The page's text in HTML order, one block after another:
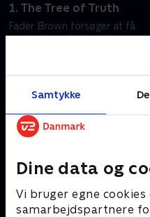
Samtykke
Dine data og
Vi bruger egne
samarbejdspartnere
1. The Tree of Truth
Fader Brown forsøger at få
omstødt en forkert dom,
Andre så også